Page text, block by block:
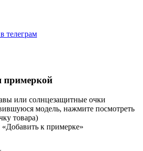
примеркой
или солнцезащитные очки
модель, нажмите посмотреть
товара)
к примерке»